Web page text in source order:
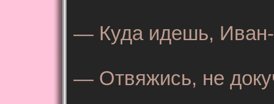
— Куда идешь,
— Отвяжись, не